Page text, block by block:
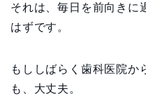
それは、毎日を前向きに
はずです。
もししばらく歯科医院か
も、大丈夫。